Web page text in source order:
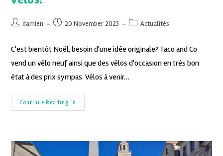
damien 20 November 2023 Actualités
C'est bientôt Noël, besoin d'une idée originale? Taco and Co
vend un vélo neuf ainsi que des vélos d'occasion en très bon
état à des prix sympas. Vélos à venir…
Continue Reading